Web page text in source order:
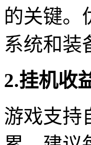
的关键。
系统和装
2.挂机收
游戏支持